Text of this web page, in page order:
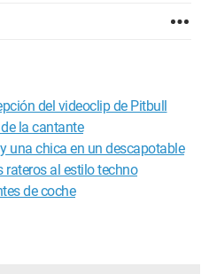
del videoclip de Pitbull
la cantante
una chica en un descapotable
rateros al estilo techno
de coche